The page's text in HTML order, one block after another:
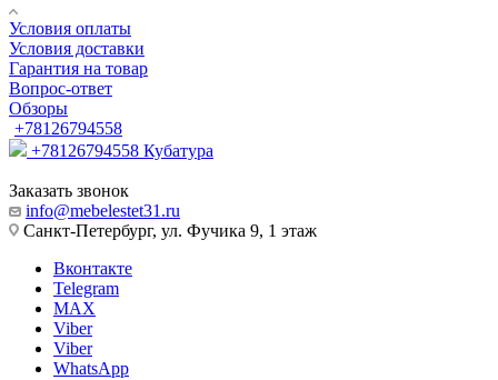
Условия оплаты
Условия доставки
Гарантия на товар
Вопрос-ответ
Обзоры
+78126794558
+78126794558 Кубатура
Заказать звонок
info@mebelestet31.ru
Санкт-Петербург, ул. Фучика 9, 1 этаж
Вконтакте
Telegram
MAX
Viber
Viber
WhatsApp